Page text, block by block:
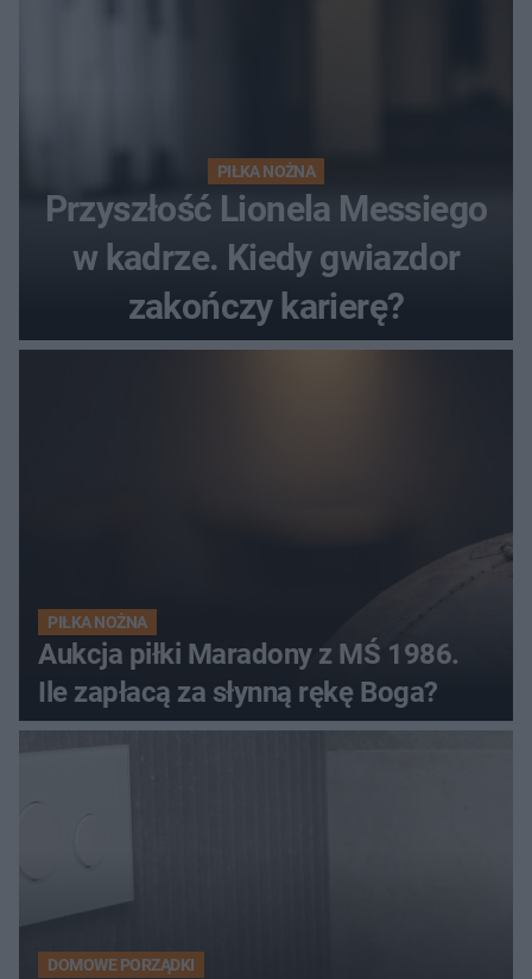
PIŁKA NOŻNA
Przyszłość Lionela Messiego
w kadrze. Kiedy gwiazdor
zakończy karierę?
PIŁKA NOŻNA
Aukcja piłki Maradony z MŚ 1986.
Ile zapłacą za słynną rękę Boga?
DOMOWE PORZĄDKI